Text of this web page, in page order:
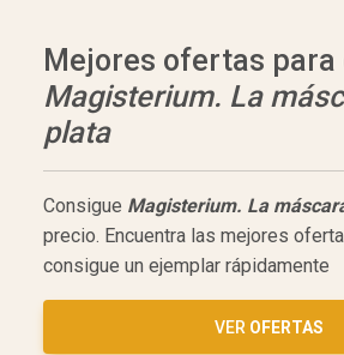
Mejores ofertas
Magisterium. La
plata
Consigue Magisterium. La
precio. Encuentra las mejores
consigue un ejemplar rápidamente
VER OFERTAS